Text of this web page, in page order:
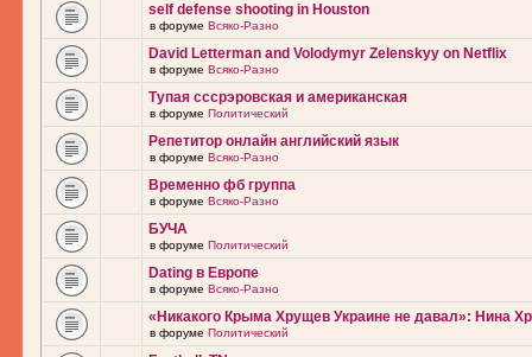
self defense shooting in Houston
в форуме Всяко-Разно
David Letterman and Volodymyr Zelenskyy on Netflix
в форуме Всяко-Разно
Тупая сссрэровская и американская
в форуме Политический
Репетитор онлайн английский язык
в форуме Всяко-Разно
Временно фб группа
в форуме Всяко-Разно
БУЧА
в форуме Политический
Dating в Европе
в форуме Всяко-Разно
«Никакого Крыма Хрущев Украине не давал»: Нина
в форуме Политический